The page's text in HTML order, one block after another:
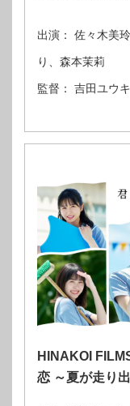
出演： 佐々木美
り、森本茉莉
監督： 吉田ユウ
HINAKOI
恋 ～夏が走り